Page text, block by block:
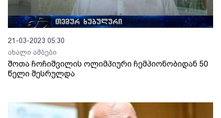
21-03-2023 05:30
ახალი ამბები
შოთა ჩოჩიშვილის ოლიმპიური ჩემპიონობიდან 50
წელი შესრულდა